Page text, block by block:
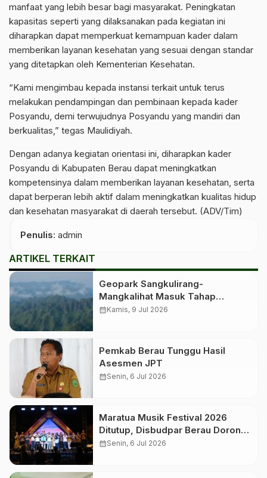
manfaat yang lebih besar bagi masyarakat. Peningkatan
kapasitas seperti yang dilaksanakan pada kegiatan ini
diharapkan dapat memperkuat kemampuan kader dalam
memberikan layanan kesehatan yang sesuai dengan standar
yang ditetapkan oleh Kementerian Kesehatan.
“Kami mengimbau kepada instansi terkait untuk terus
melakukan pendampingan dan pembinaan kepada kader
Posyandu, demi terwujudnya Posyandu yang mandiri dan
berkualitas,” tegas Maulidiyah.
Dengan adanya kegiatan orientasi ini, diharapkan kader
Posyandu di Kabupaten Berau dapat meningkatkan
kompetensinya dalam memberikan layanan kesehatan, serta
dapat berperan lebih aktif dalam meningkatkan kualitas hidup
dan kesehatan masyarakat di daerah tersebut. (ADV/Tim)
Penulis: admin
ARTIKEL TERKAIT
Geopark Sangkulirang-
Mangkalihat Masuk Tahap
Verifikasi Lapangan untuk
calendar_monthKamis, 9 Jul 2026
Pemkab Berau Tunggu Hasil
Asesmen JPT
calendar_monthSenin, 6 Jul 2026
Maratua Musik Festival 2026
Ditutup, Disbudpar Berau Dorong
Event Jadi Pengungkit Pariwisata
calendar_monthSenin, 6 Jul 2026